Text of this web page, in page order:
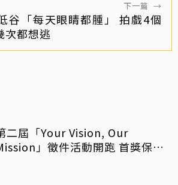
下一篇 →
谷「每天眼睛都腫」 拍戲4個
次都想逃
二屆「Your Vision, Our
」徵件活動開跑 首獎保證